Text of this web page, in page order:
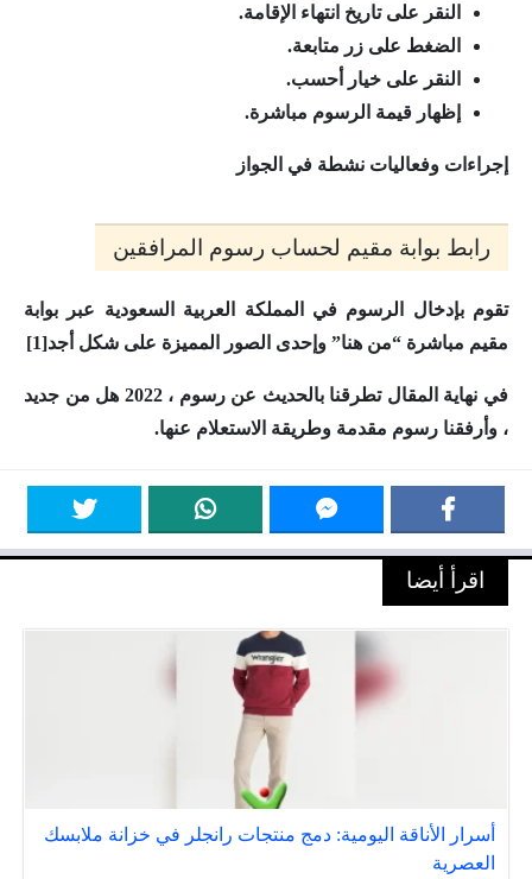
النقر على تاريخ انتهاء الإقامة.
الضغط على زر متابعة.
النقر على خيار أحسب.
إظهار قيمة الرسوم مباشرة.
إجراءات وفعاليات نشطة في الجواز
رابط بوابة مقيم لحساب رسوم المرافقين
تقوم بإدخال الرسوم في المملكة العربية السعودية عبر بوابة
مقيم مباشرة “من هنا” وإحدى الصور المميزة على شكل أجد[1]
في نهاية المقال تطرقنا بالحديث عن
رسوم ، 2022 هل من جديد
، وأرفقنا رسوم مقدمة وطريقة الاستعلام عنها.
اقرأ أيضا
أسرار الأناقة اليومية: دمج منتجات رانجلر في خزانة ملابسك
العصرية